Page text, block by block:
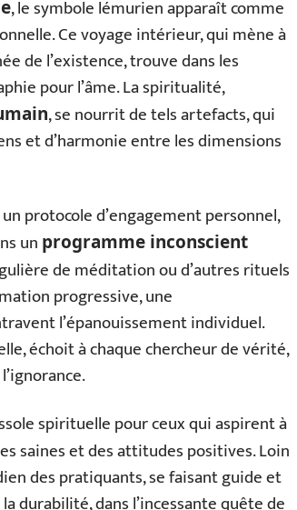
, le symbole lémurien apparaît comme
Ce voyage intérieur, qui mène à
de l’existence, trouve dans les
pour l’âme. La spiritualité,
, se nourrit de tels artefacts, qui
et d’harmonie entre les dimensions
protocole d’engagement personnel,
un programme inconscient
de méditation ou d’autres rituels
progressive, une
l’épanouissement individuel.
échoit à chaque chercheur de vérité,
spirituelle pour ceux qui aspirent à
saines et des attitudes positives. Loin
des pratiquants, se faisant guide et
durabilité, dans l’incessante quête de